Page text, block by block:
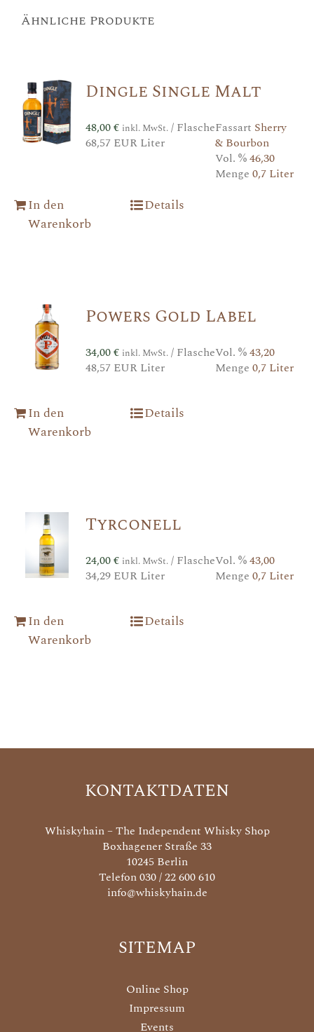
Ähnliche Produkte
Dingle Single Malt
48,00€ inkl. MwSt./ Flasche
68,57 EUR Liter
Fassart Sherry
& Bourbon
Vol. %46,30
Menge 0,7 Liter
In den
Warenkorb
Details
Powers Gold Label
34,00€ inkl. MwSt./ Flasche
48,57 EUR Liter
Vol. %43,20
Menge 0,7 Liter
In den
Warenkorb
Details
Tyrconell
24,00€ inkl. MwSt./ Flasche
34,29 EUR Liter
Vol. %43,00
Menge 0,7 Liter
In den
Warenkorb
Details
KONTAKTDATEN
Whiskyhain – The Independent Whisky Shop
Boxhagener Straße 33
10245 Berlin
Telefon 030 / 22 600 610
info@whiskyhain.de
SITEMAP
Online Shop
Impressum
Events